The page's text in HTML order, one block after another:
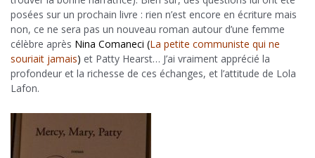
posées sur un prochain livre : rien n’est encore en écriture mais
non, ce ne sera pas un nouveau roman autour d’une femme
célèbre après Nina Comaneci (La petite communiste qui ne
souriait jamais) et Patty Hearst… J’ai vraiment apprécié la
profondeur et la richesse de ces échanges, et l’attitude de Lola
Lafon.